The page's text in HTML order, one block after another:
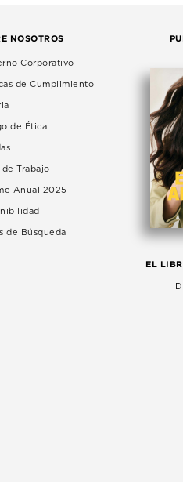
NOSOTROS
Corporativo
de Cumplimiento
de Ética
de Trabajo
Anual 2025
de Búsqueda
EL